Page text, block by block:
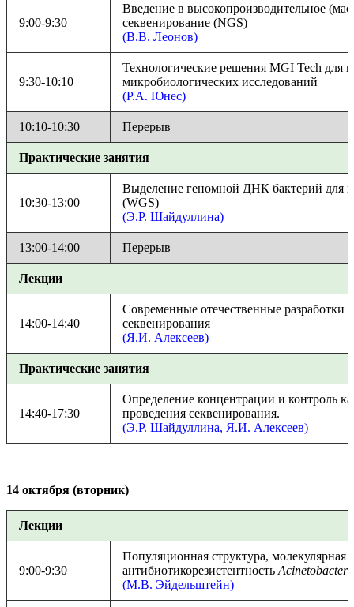
9:00-9:30
Введение в высокопроизводительное
секвенирование (NGS)
(В.В. Леонов)
9:30-10:10
Технологические решения MGI Tech для
микробиологических исследований
(Р.А. Юнес)
10:10-10:30 Перерыв
Практические занятия
10:30-13:00
Выделение геномной ДНК бактерий для
(WGS)
(Э.Р. Шайдуллина)
13:00-14:00 Перерыв
Лекции
14:00-14:40
Современные отечественные разработки
секвенирования
(Я.И. Алексеев)
Практические занятия
14:40-17:30
Определение концентрации и контроль
проведения секвенирования.
(Э.Р. Шайдуллина, Я.И. Алексеев)
14 октября (вторник)
Лекции
9:00-9:30
Популяционная структура, молекулярная
антибиотикорезистентность Acinetobacter
(М.В. Эйдельштейн)